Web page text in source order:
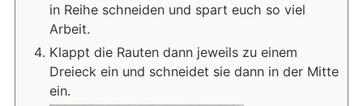
in Reihe schneiden und spart euch so viel
Arbeit.
Klappt die Rauten dann jeweils zu einem
Dreieck ein und schneidet sie dann in der Mitte
ein.